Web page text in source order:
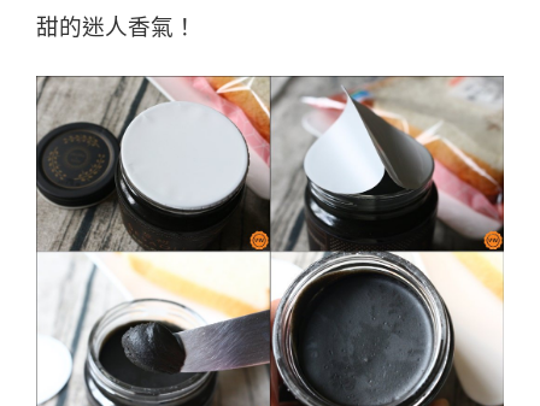
甜的迷人香氣！